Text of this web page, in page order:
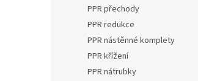
PPR přechody
PPR redukce
PPR nástěnné komplety
PPR křížení
PPR nátrubky